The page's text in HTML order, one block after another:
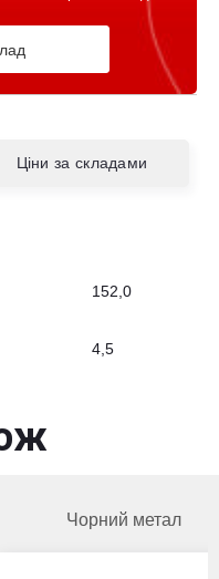
Ціни за складами
152,0
4,5
Чорний метал